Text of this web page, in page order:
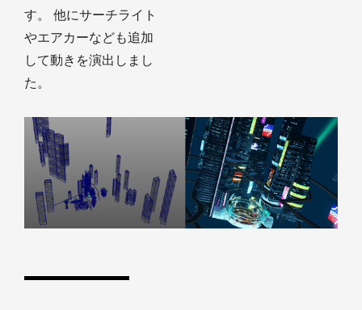
す。 他にサーチライト
やエアカーなども追加
して動きを演出しまし
た。